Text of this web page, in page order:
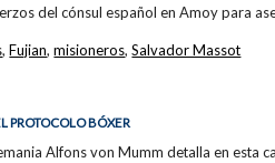
del cónsul español en Amoy para
,Fujian,misioneros,Salvador Massot
PROTOCOLO BÓXER
Alfons von Mumm detalla en esta